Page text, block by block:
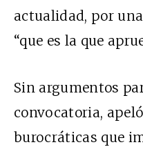
actualidad, por
“que es la que
Sin argumentos
convocatoria,
burocráticas que